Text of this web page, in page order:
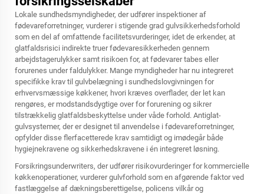
Lokale sundhedsmyndigheder, der udfører inspektioner af
fødevareforretninger, vurderer i stigende grad gulvsikkerhedsforhold
som en del af omfattende facilitetsvurderinger, idet de erkender, at
glatfaldsrisici indirekte truer fødevaresikkerheden gennem
arbejdstagerulykker samt risikoen for, at fødevarer tabes eller
forurenes under faldulykker. Mange myndigheder har nu integreret
specifikke krav til gulvbelægning i sundhedslovgivningen for
erhvervsmæssige køkkener, hvori kræves overflader, der let kan
rengøres, er modstandsdygtige over for forurening og sikrer
tilstrækkelig glatfaldsbeskyttelse under våde forhold. Antiglat-
gulvsystemer, der er designet til anvendelse i fødevareforretninger,
opfylder disse flerfacetterede krav samtidigt og imødegår både
hygiejnekravene og sikkerhedskravene i én integreret løsning.
Forsikringsunderwriters, der udfører risikovurderinger for kommercielle
køkkenoperationer, vurderer gulvforhold som en afgørende faktor ved
fastlæggelse af dækningsberettigelse, policens vilkår og